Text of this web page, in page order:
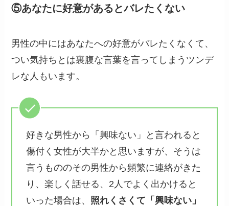
⑤あなたに好意があるとバレたくない
男性の中にはあなたへの好意がバレたくなくて、
つい気持ちとは裏腹な言葉を言ってしまうツンデ
レな人もいます。
好きな男性から「興味ない」と言われると
傷付く女性が大半かと思いますが、そうは
言うもののその男性から頻繁に連絡がきた
り、楽しく話せる、2人でよく出かけると
いった場合は、 照れくさくて「興味ない」